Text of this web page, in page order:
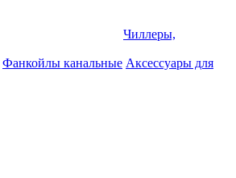
Чиллеры,
Фанкойлы канальные Аксессуары для